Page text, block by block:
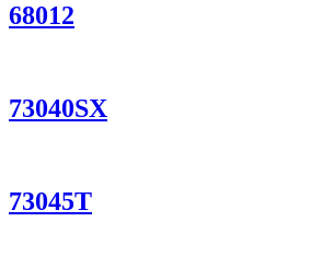
68012
73040SX
73045T